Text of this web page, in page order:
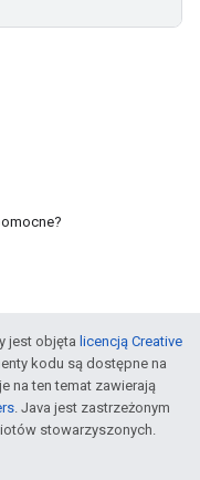
jest objęta licencją Creative
kodu są dostępne na
na ten temat zawierają
. Java jest zastrzeżonym
stowarzyszonych.